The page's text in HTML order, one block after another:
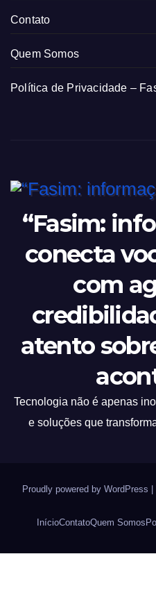
Contato
Quem Somos
Política de Privacidade –
“Fasim:
conecta
com
atento
Tecnologia não é apenas
e soluções que
Proudly powered by WordPress |
InícioContatoQuem Somos